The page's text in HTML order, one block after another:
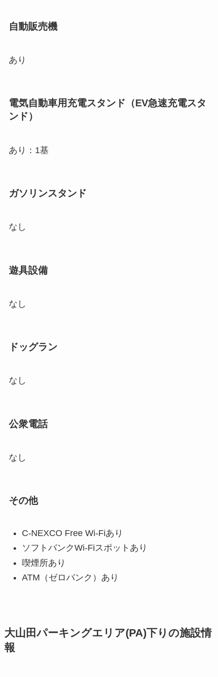
自動販売機
あり
電気自動車用充電スタンド（EV急速充電スタ
ンド）
あり：1基
ガソリンスタンド
なし
遊具設備
なし
ドッグラン
なし
公衆電話
なし
その他
C-NEXCO Free Wi-Fiあり
ソフトバンクWi-Fiスポットあり
喫煙所あり
ATM（ゼロバンク）あり
大山田パーキングエリア(PA)下りの施設情
報